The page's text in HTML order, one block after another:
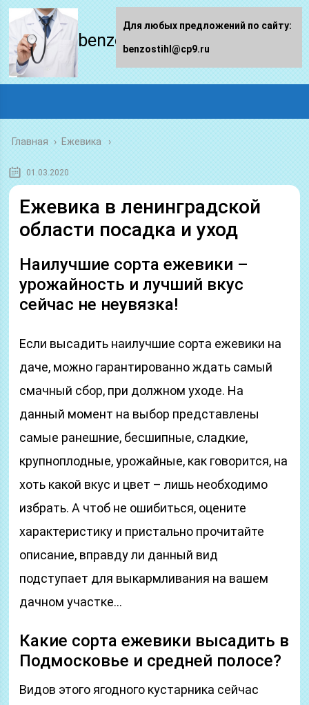
benzostihl.ru
Главная › Ежевика
01.03.2020
Ежевика в ленинградской
области посадка и уход
Наилучшие сорта ежевики –
урожайность и лучший вкус
сейчас не неувязка!
Если высадить наилучшие сорта ежевики на
даче, можно гарантированно ждать самый
смачный сбор, при должном уходе. На
данный момент на выбор представлены
самые ранешние, бесшипные, сладкие,
крупноплодные, урожайные, как говорится, на
хоть какой вкус и цвет – лишь необходимо
избрать. А чтоб не ошибиться, оцените
характеристику и пристально прочитайте
описание, вправду ли данный вид
подступает для выкармливания на вашем
дачном участке…
Какие сорта ежевики высадить в
Подмосковье и средней полосе?
Видов этого ягодного кустарника сейчас
Для любых предложений по сайту:
benzostihl@cp9.ru